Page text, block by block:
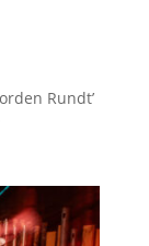
Rundt’